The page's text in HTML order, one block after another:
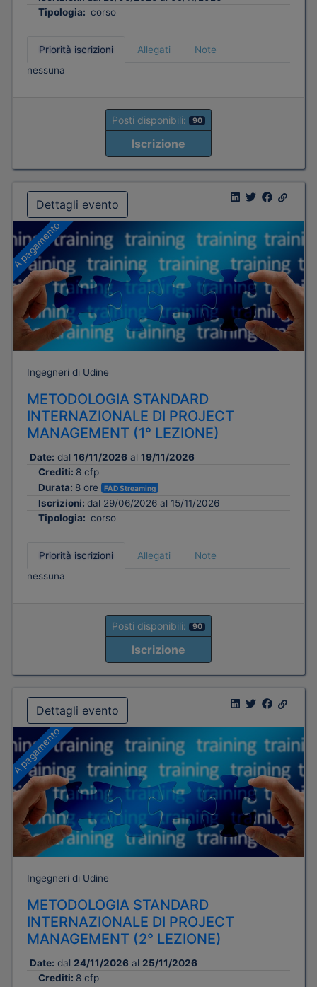
Tipologia: corso
Priorità iscrizioni Allegati
Note
nessuna
Posti disponibili: 90
Iscrizione
Dettagli evento
A pagamento
Ingegneri di Udine
METODOLOGIA STANDARD
INTERNAZIONALE DI PROJECT
MANAGEMENT (1° LEZIONE)
Date: dal 16/11/2026 al 19/11/2026
Crediti: 8 cfp
Durata: 8 ore FAD Streaming
Iscrizioni: dal 29/06/2026 al 15/11/2026
Tipologia: corso
Priorità iscrizioni Allegati
Note
nessuna
Posti disponibili: 90
Iscrizione
Dettagli evento
A pagamento
Ingegneri di Udine
METODOLOGIA STANDARD
INTERNAZIONALE DI PROJECT
MANAGEMENT (2° LEZIONE)
Date: dal 24/11/2026 al 25/11/2026
Crediti: 8 cfp